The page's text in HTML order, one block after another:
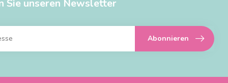
Sie unseren Newsletter
Abonnieren